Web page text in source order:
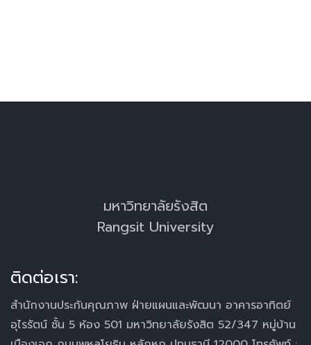
มหาวิทยาลัยรังสิต
Rangsit University
ติดต่อเรา:
สำนักงานประกันคุณภาพ ฝ่ายแผนและพัฒนา อาคารอาทิตย์
อุไรรัตน์ ชั้น 5 ห้อง 501 มหาวิทยาลัยรังสิต 52/347 หมู่บ้าน